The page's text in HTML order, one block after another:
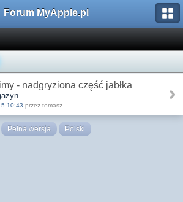
Forum MyApple.pl
- nadgryziona część jabłka
10:43 przez tomasz
Pełna wersja Polski